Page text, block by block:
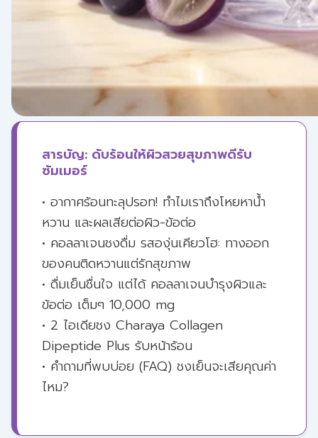
สารบัญ: ดับร้อนให้ผิวสวยสุขภาพดีรับ
ซัมเมอร์
• อากาศร้อนทะลุปรอท! ทำไมเราถึงโหยหาน้ำ
หวาน และผลเสียต่อผิว-ข้อต่อ
• คอลลาเจนชงดื่ม รสองุ่นเคียวโฮ: ทางออก
ของคนติดหวานแต่รักสุขภาพ
• ดื่มเย็นชื่นใจ แต่ได้ คอลลาเจนบำรุงผิวและ
ข้อต่อ เต็มๆ 10,000 mg
• 2 ไอเดียชง Charaya Collagen
Dipeptide Plus รับหน้าร้อน
• คำถามที่พบบ่อย (FAQ) ชงเย็นจะเสียคุณค่า
ไหม?